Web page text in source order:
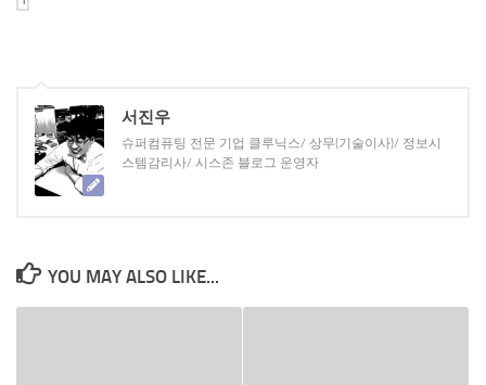
서진우
슈퍼컴퓨팅 전문 기업 클루닉스/ 상무(기술이사)/ 정보시
스템감리사/ 시스존 블로그 운영자
YOU MAY ALSO LIKE...